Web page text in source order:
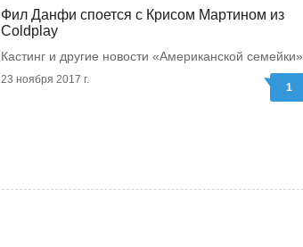
Фил Данфи споется с Крисом Мартином из
Coldplay
Кастинг и другие новости «Американской семейки»
23 ноября 2017 г.
1